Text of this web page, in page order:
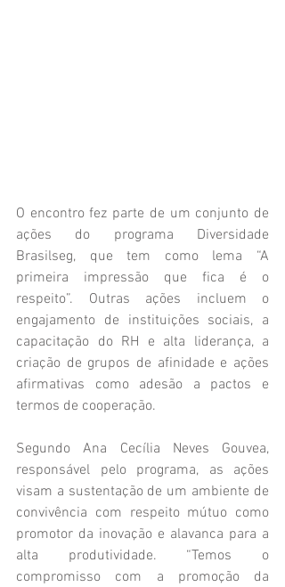
O encontro fez parte de um conjunto de
ações do programa Diversidade
Brasilseg, que tem como lema “A
primeira impressão que fica é o
respeito”. Outras ações incluem o
engajamento de instituições sociais, a
capacitação do RH e alta liderança, a
criação de grupos de afinidade e ações
afirmativas como adesão a pactos e
termos de cooperação.
Segundo Ana Cecília Neves Gouvea,
responsável pelo programa, as ações
visam a sustentação de um ambiente de
convivência com respeito mútuo como
promotor da inovação e alavanca para a
alta produtividade. “Temos o
compromisso com a promoção da